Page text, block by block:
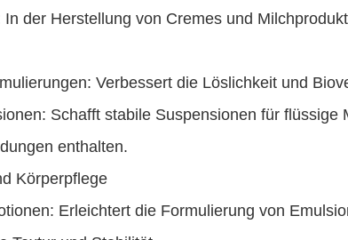
In der Herstellung von Cremes und
Verbessert die Löslichkeit und
Schafft stabile Suspensionen für
enthalten.
Körperpflege
Erleichtert die Formulierung von